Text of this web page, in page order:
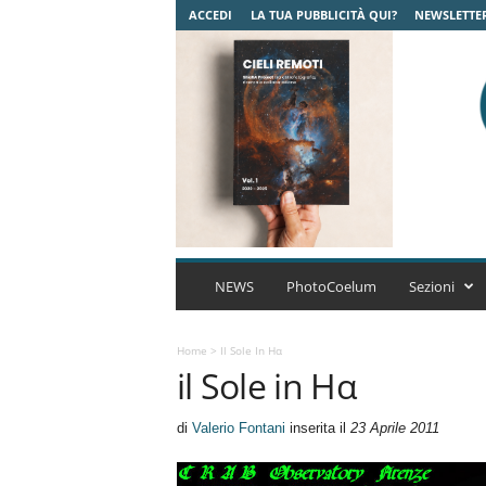
ACCEDI LA TUA PUBBLICITÀ QUI?
C
r
NEWS PhotoCoelum Sezioni
Home > Il Sole In Hα
il Sole in Hα
di Valerio Fontani inserita il 23 Aprile 2011